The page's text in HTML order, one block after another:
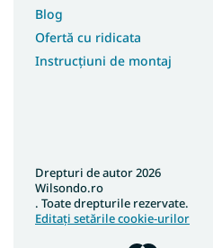
Blog
Ofertă cu ridicata
Instrucțiuni de montaj
Drepturi de autor 2026
Wilsondo.ro
. Toate drepturile rezervate.
Editați setările cookie-urilor